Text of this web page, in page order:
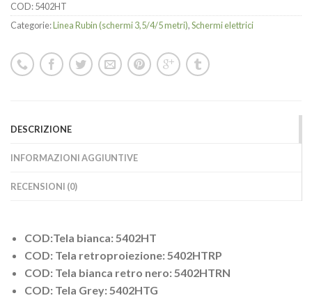
COD:5402HT
Categorie:Linea Rubin (schermi 3,5/4/5 metri),Schermi elettrici
DESCRIZIONE
INFORMAZIONI AGGIUNTIVE
RECENSIONI (0)
COD:Tela bianca: 5402HT
COD: Tela retroproiezione: 5402HTRP
COD: Tela bianca retro nero: 5402HTRN
COD: Tela Grey: 5402HTG